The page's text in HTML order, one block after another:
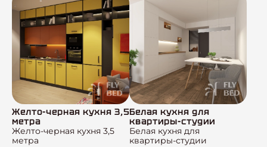
Желто-черная кухня 3,5
метра
Желто-черная кухня 3,5
метра
Белая кухня для
квартиры-студии
Белая кухня для
квартиры-студии